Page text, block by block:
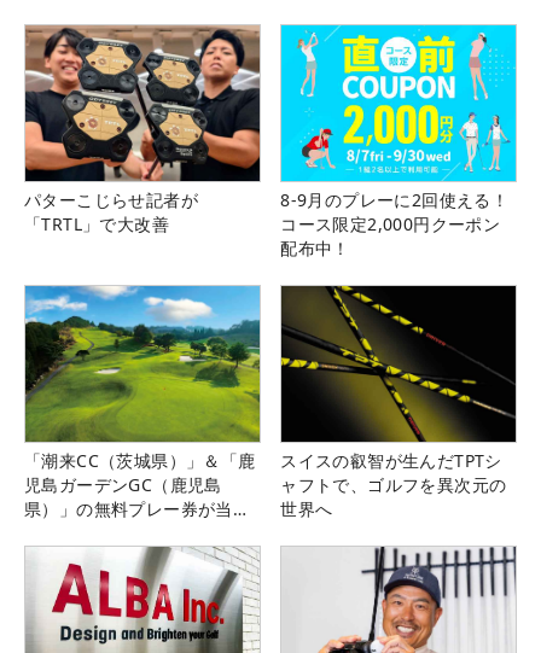
パターこじらせ記者が
「TRTL」で大改善
8-9月のプレーに2回使える！
コース限定2,000円クーポン
配布中！
「潮来CC（茨城県）」＆「鹿
児島ガーデンGC（鹿児島
県）」の無料プレー券が当た
スイスの叡智が生んだTPTシ
ャフトで、ゴルフを異次元の
世界へ